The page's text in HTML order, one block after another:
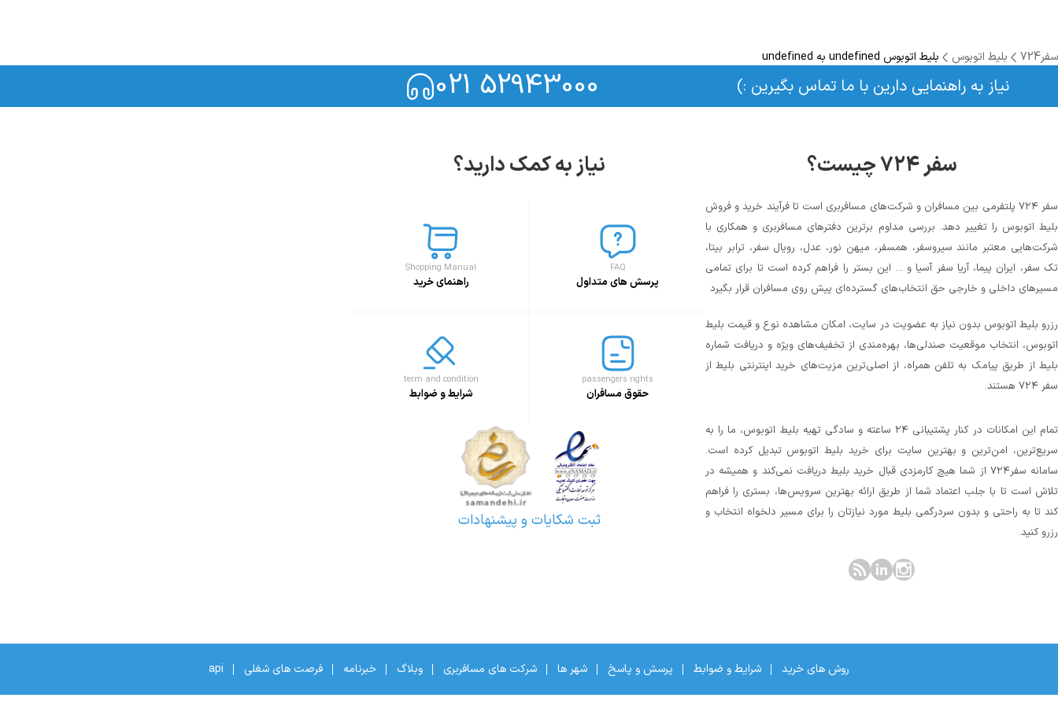
سفر724 بلیط اتوبوس بلیط اتوبوس undefined به undefined
نیاز به راهنمایی دارین با ما تماس بگیرین :) 021 52943000
سفر ۷۲۴ چیست؟
سفر ۷۲۴ پلتفرمی بین مسافران و شرکت‌های مسافربری است تا فرآیند خرید و فروش
بلیط اتوبوس را تغییر دهد. بررسی مداوم برترین دفترهای مسافربری و همکاری با
شرکت‌هایی معتبر مانند سیروسفر، همسفر، میهن‌ نور، عدل، رویال سفر، ترابر بیتا،
تک سفر، ایران پیما، آریا سفر آسیا و ... این بستر را فراهم کرده است تا برای تمامی
مسیرهای داخلی و خارجی حق انتخاب‌های گسترده‌ای پیش روی مسافران قرار بگیرد
رزرو بلیط اتوبوس بدون نیاز به عضویت در سایت، امکان مشاهده نوع و قیمت بلیط
اتوبوس، انتخاب موقعیت صندلی‌ها، بهره‌مندی از تخفیف‌های ویژه و دریافت شماره‌
بلیط از طریق پیامک به تلفن همراه، از اصلی‌ترین مزیت‌های خرید اینترنتی بلیط از
سفر ۷۲۴ هستند.
تمام این امکانات در کنار پشتیبانی‌ ۲۴ ساعته و سادگی تهیه بلیط اتوبوس، ما را به
سریع‌ترین، امن‌ترین و بهترین سایت برای خرید بلیط اتوبوس تبدیل کرده است.
سامانه سفر۷۲۴ از شما هیچ کارمزدی قبال خرید بلیط دریافت نمی‌کند و همیشه در
تلاش است تا با جلب اعتماد شما از طریق ارائه بهترین سرویس‌ها، بستری را فراهم
کند تا به راحتی و بدون سردرگمی بلیط مورد نیازتان را برای مسیر دلخواه انتخاب و
رزرو کنید.
نیاز به کمک دارید؟
FAQ
پرسش های متداول
Shopping Manual
راهنمای خرید
passengers rights
حقوق مسافران
term and condition
شرایط و ضوابط
ثبت شکایات و پیشنهادات
روش های خرید شرایط و ضوابط پرسش و پاسخ شهر ها شرکت های مسافربری وبلاگ خبرنامه فرصت های شغلی api